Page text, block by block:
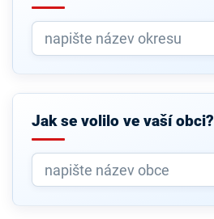
Jak se volilo ve vaší obci?